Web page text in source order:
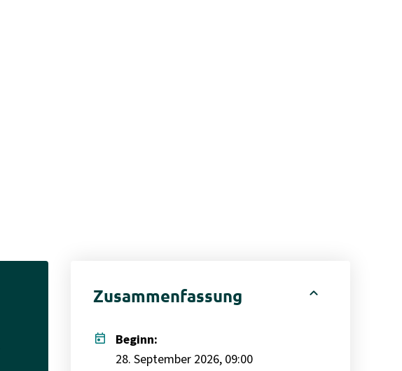
Zusammenfassung expand_less
today
Beginn:
28. September 2026, 09:00